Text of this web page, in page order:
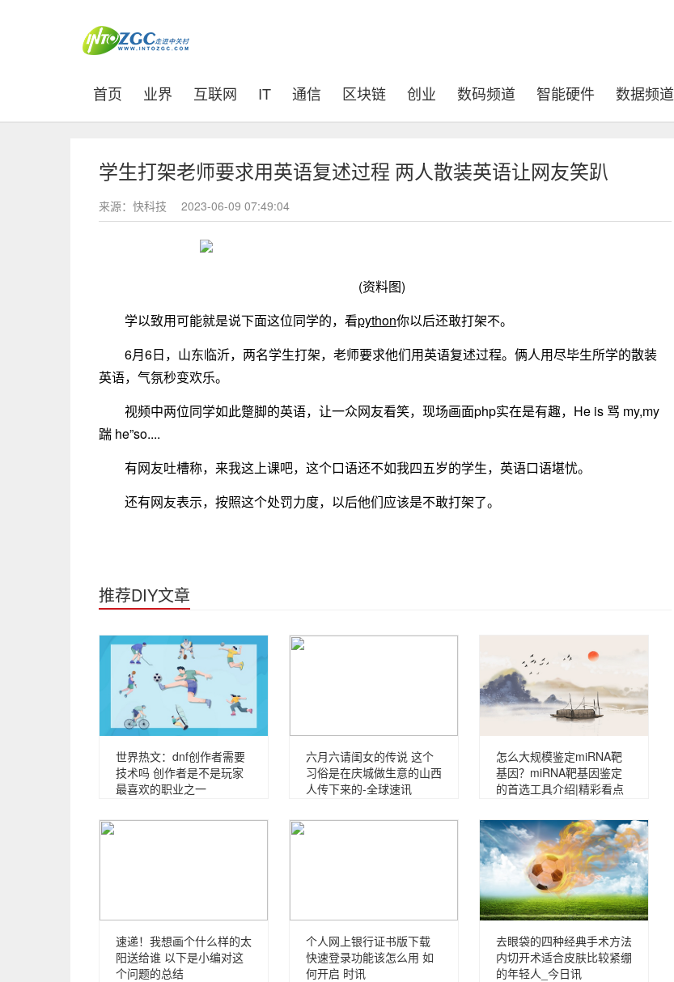
首页 (current)
业界 互联网 IT 通信 区块链 创业 数码频道 智能硬件 数据频道
学生打架老师要求用英语复述过程 两人散装英语让网友笑趴
来源：快科技 2023-06-09 07:49:04
(资料图)
学以致用可能就是说下面这位同学的，看python你以后还敢打架不。
6月6日，山东临沂，两名学生打架，老师要求他们用英语复述过程。俩人用尽毕生所学的散装
英语，气氛秒变欢乐。
视频中两位同学如此蹩脚的英语，让一众网友看笑，现场画面php实在是有趣，He is 骂 my,my
踹 he”so....
有网友吐槽称，来我这上课吧，这个口语还不如我四五岁的学生，英语口语堪忧。
还有网友表示，按照这个处罚力度，以后他们应该是不敢打架了。
推荐DIY文章
世界热文：dnf创作者需要
技术吗 创作者是不是玩家
最喜欢的职业之一
六月六请闺女的传说 这个
习俗是在庆城做生意的山西
人传下来的-全球速讯
怎么大规模鉴定miRNA靶
基因？miRNA靶基因鉴定
的首选工具介绍|精彩看点
速递！我想画个什么样的太
阳送给谁 以下是小编对这
个问题的总结
个人网上银行证书版下载
快速登录功能该怎么用 如
何开启 时讯
去眼袋的四种经典手术方法
内切开术适合皮肤比较紧绷
的年轻人_今日讯